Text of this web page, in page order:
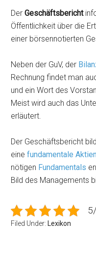
DerGeschäftsbericht
Öffentlichkeit über die
einer börsennotierten
Neben der GuV, der
Rechnung findet man
und ein Wort des
Meist wird auch das
erläutert.
Der Geschäftsbericht
eine fundamentale
nötigen Fundamentals
Bild des Managements
Filed Under: Lexikon